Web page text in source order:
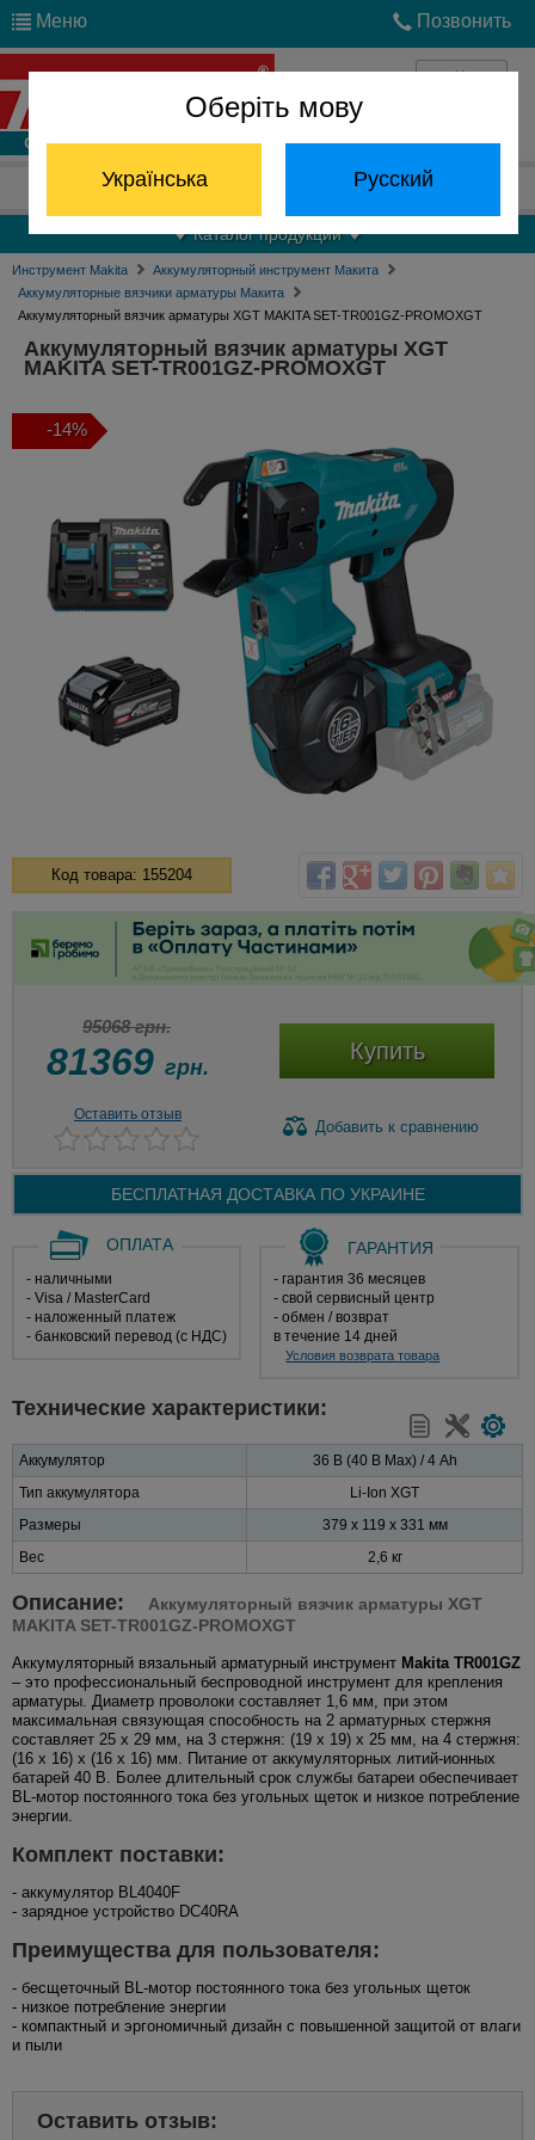
Оберіть мову
Українська Русский
Меню Позвонить
Войти
Отдел запчастей: (068) 824-24-24
Каталог продукции
Инструмент Makita
Аккумуляторный инструмент Макита
Аккумуляторные вязчики арматуры Макита
Аккумуляторный вязчик арматуры XGT MAKITA SET-TR001GZ-PROMOXGT
Аккумуляторный вязчик арматуры XGT
MAKITA SET-TR001GZ-PROMOXGT
-14%
Код товара: 155204
95068 грн.
81369 грн.
Купить
Оставить отзыв
Добавить к сравнению
БЕСПЛАТНАЯ ДОСТАВКА ПО УКРАИНЕ
ОПЛАТА
- наличными
- Visa / MasterCard
- наложенный платеж
- банковский перевод (с НДС)
ГАРАНТИЯ
- гарантия 36 месяцев
- свой сервисный центр
- обмен / возврат
в течение 14 дней
Условия возврата товара
Технические характеристики:
Аккумулятор
36 В (40 В Max) / 4 Ah
Тип аккумулятора
Li-Ion XGT
Размеры
379 x 119 х 331 мм
Вес
2,6 кг
Описание:
Аккумуляторный вязчик арматуры XGT
MAKITA SET-TR001GZ-PROMOXGT
Аккумуляторный вязальный арматурный инструмент Makita TR001GZ
– это профессиональный беспроводной инструмент для крепления
арматуры. Диаметр проволоки составляет 1,6 мм, при этом
максимальная связующая способность на 2 арматурных стержня
составляет 25 х 29 мм, на 3 стержня: (19 x 19) x 25 мм, на 4 стержня:
(16 x 16) x (16 x 16) мм. Питание от аккумуляторных литий-ионных
батарей 40 В. Более длительный срок службы батареи обеспечивает
BL-мотор постоянного тока без угольных щеток и низкое потребление
энергии.
Комплект поставки:
- аккумулятор BL4040F
- зарядное устройство DC40RA
Преимущества для пользователя:
- бесщеточный BL-мотор постоянного тока без угольных щеток
- низкое потребление энергии
- компактный и эргономичный дизайн с повышенной защитой от влаги
и пыли
Оставить отзыв: